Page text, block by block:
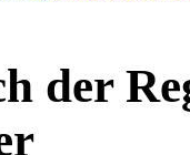
der